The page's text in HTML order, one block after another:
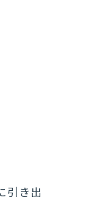
引き出